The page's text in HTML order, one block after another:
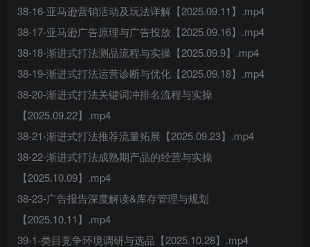
38-16-亚马逊营销活动及玩法详解【2025.09.11】.mp4
38-17-亚马逊广告原理与广告投放【2025.09.16】.mp4
38-18-渐进式打法测品流程与实操【2025.09.9】.mp4
38-19-渐进式打法运营诊断与优化【2025.09.18】.mp4
38-20-渐进式打法关键词冲排名流程与实操
【2025.09.22】.mp4
38-21-渐进式打法推荐流量拓展【2025.09.23】.mp4
38-22-渐进式打法成熟期产品的经营与实操
【2025.10.09】.mp4
38-23-广告报告深度解读&库存管理与规划
【2025.10.11】.mp4
39-1-类目竞争环境调研与选品【2025.10.28】.mp4